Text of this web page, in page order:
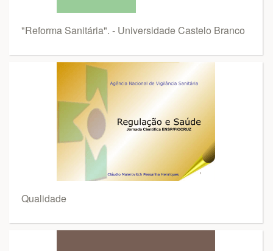
"Reforma Sanitária". - Universidade Castelo Branco
Qualidade